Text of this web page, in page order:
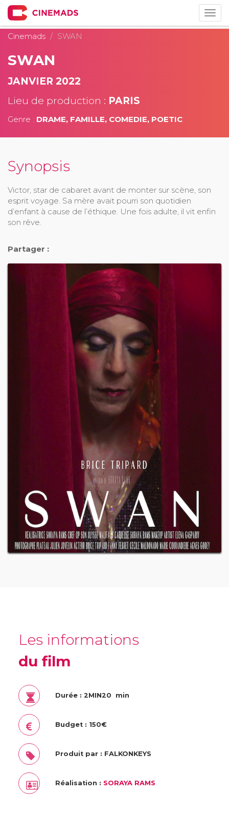
Cinemads
SWAN
SWAN
JANVIER 2022
Lieu de production : PARIS
Genre : DRAME, FAMILLE, COMEDIE, POETIC
Synopsis
Victor, star de cabaret avant de monter sur scène, son
esprit voyage. Sa mère avait pourri son quotidien
d’enfant à cause de l’éthique. Une fois adulte, il vit enfin
son rêve.
Partager :
Les informations
du film
Durée : 2MIN20 min
Budget : 150€
Produit par : FALKONKEYS
Réalisation : SORAYA RAMS